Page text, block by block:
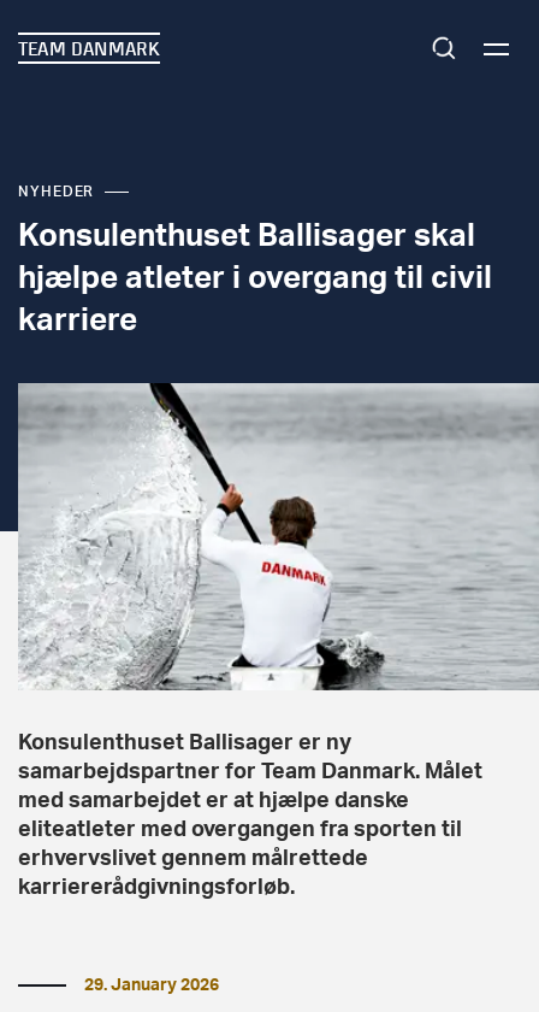
TEAM DANMARK
NYHEDER
Konsulenthuset Ballisager skal
hjælpe atleter i overgang til civil
karriere
Konsulenthuset Ballisager er ny
samarbejdspartner for Team Danmark. Målet
med samarbejdet er at hjælpe danske
eliteatleter med overgangen fra sporten til
erhvervslivet gennem målrettede
karriererådgivningsforløb.
29. January 2026